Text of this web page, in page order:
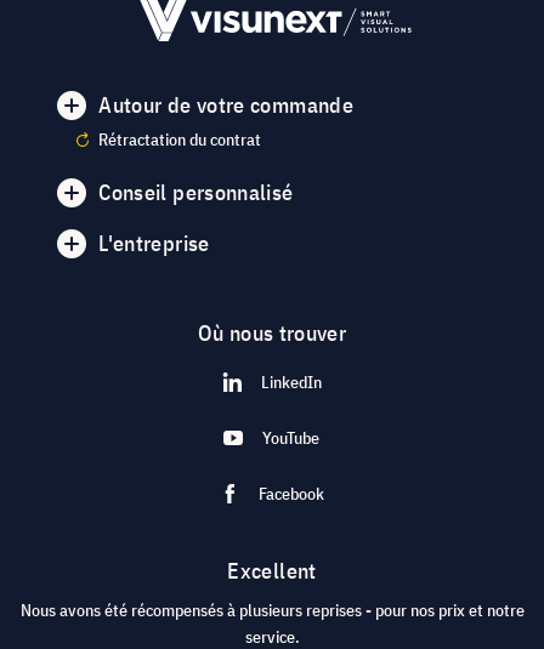
Autour de votre commande
Rétractation du contrat
Conseil personnalisé
L'entreprise
Où nous trouver
LinkedIn
YouTube
Facebook
Excellent
Nous avons été récompensés à plusieurs reprises - pour nos prix et notre
service.